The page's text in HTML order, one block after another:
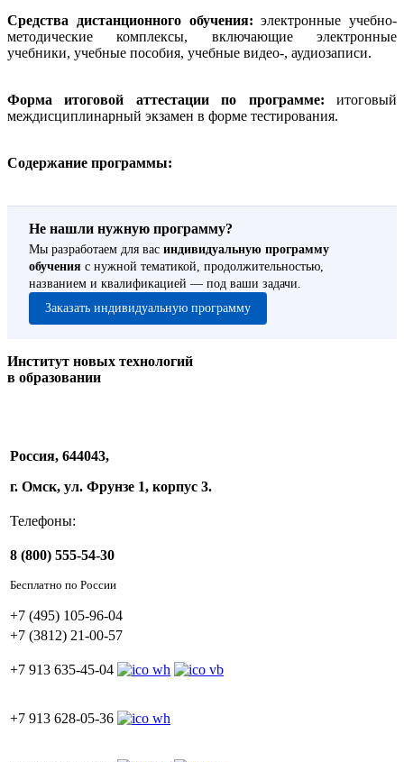
Средства дистанционного обучения: электронные учебно-
методические комплексы, включающие электронные
учебники, учебные пособия, учебные видео-, аудиозаписи.
Форма итоговой аттестации по программе: итоговый
междисциплинарный экзамен в форме тестирования.
Содержание программы:
Не нашли нужную программу?
Мы разработаем для вас индивидуальную программу
обучения с нужной тематикой, продолжительностью,
названием и квалификацией — под ваши задачи.
Заказать индивидуальную программу
Институт новых технологий
в образовании
Россия, 644043,
г. Омск, ул. Фрунзе 1, корпус 3.
Телефоны:
8 (800) 555-54-30
Бесплатно по России
+7 (495) 105-96-04
+7 (3812) 21-00-57
+7 913 635-45-04
+7 913 628-05-36